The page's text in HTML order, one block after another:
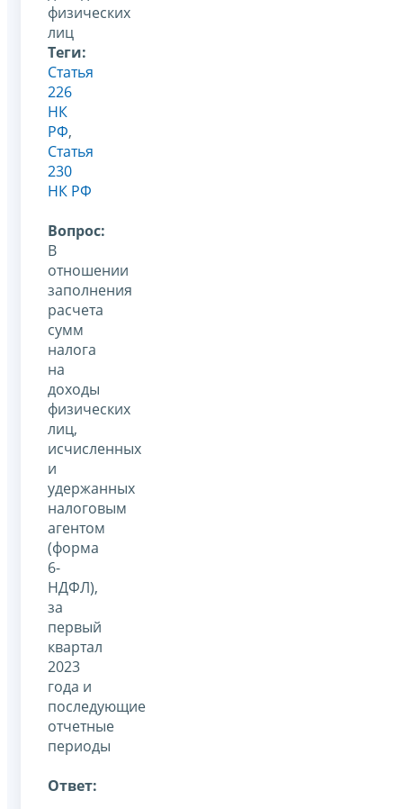
физических
лиц
Теги:
Статья
226
НК
РФ,
Статья
230
НК РФ
Вопрос:
В
отношении
заполнения
расчета
сумм
налога
на
доходы
физических
лиц,
исчисленных
и
удержанных
налоговым
агентом
(форма
6-
НДФЛ),
за
первый
квартал
2023
года и
последующие
отчетные
периоды
Ответ: